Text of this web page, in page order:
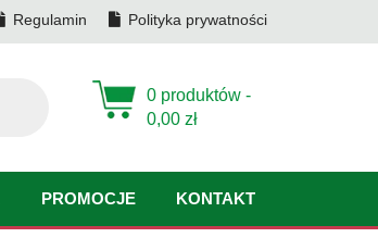
Regulamin Polityka prywatności
0 produktów -
0,00zł
PROMOCJE KONTAKT